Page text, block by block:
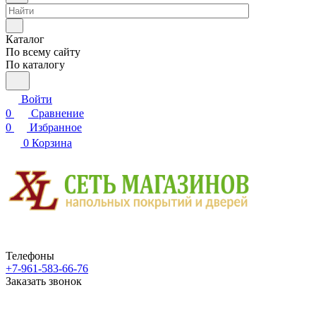
Каталог
По всему сайту
По каталогу
Войти
0
Сравнение
0
Избранное
0 Корзина
Телефоны
+7-961-583-66-76
Заказать звонок